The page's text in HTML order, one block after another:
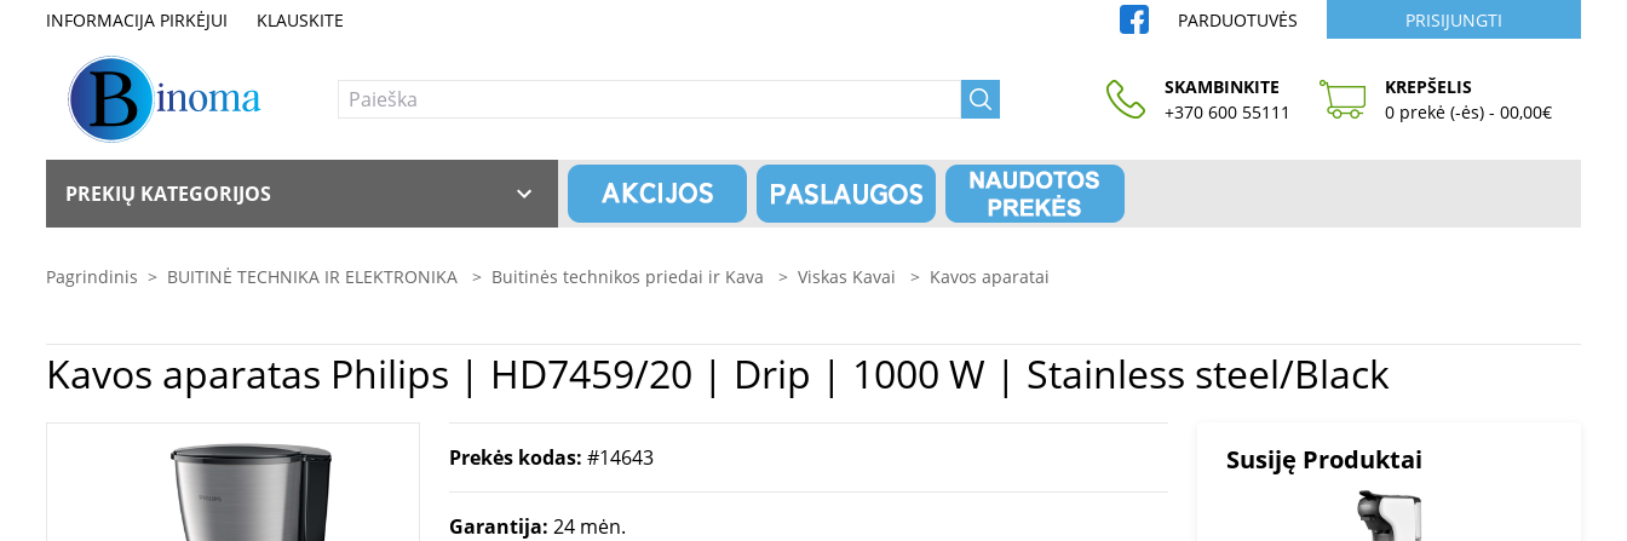
INFORMACIJA PIRKĖJUI KLAUSKITE PARDUOTUVĖS PRISIJUNGTI
SKAMBINKITE
+370 600 55111
KREPŠELIS
0 prekė (-ės) - 00,00€
PREKIŲ KATEGORIJOS
Pagrindinis > BUITINĖ TECHNIKA IR ELEKTRONIKA > Buitinės technikos priedai ir Kava > Viskas Kavai > Kavos aparatai
Kavos aparatas Philips | HD7459/20 | Drip | 1000 W | Stainless steel/Black
Prekės kodas: #14643
Garantija: 24 mėn.
Susiję Produktai